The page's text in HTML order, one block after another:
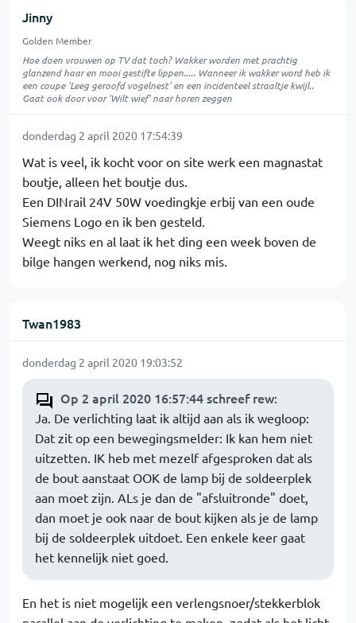
Jinny
Golden Member
Hoe doen vrouwen op TV dat toch? Wakker worden met prachtig
glanzend haar en mooi gestifte lippen..... Wanneer ik wakker word heb ik
een coupe 'Leeg geroofd vogelnest' en een incidenteel straaltje kwijl..
Gaat ook door voor 'Wilt wief' naar horen zeggen
donderdag 2 april 2020 17:54:39
Wat is veel, ik kocht voor on site werk een magnastat
boutje, alleen het boutje dus.
Een DINrail 24V 50W voedingkje erbij van een oude
Siemens Logo en ik ben gesteld.
Weegt niks en al laat ik het ding een week boven de
bilge hangen werkend, nog niks mis.
Twan1983
donderdag 2 april 2020 19:03:52
Op 2 april 2020 16:57:44 schreef rew:
Ja. De verlichting laat ik altijd aan als ik wegloop:
Dat zit op een bewegingsmelder: Ik kan hem niet
uitzetten. IK heb met mezelf afgesproken dat als
de bout aanstaat OOK de lamp bij de soldeerplek
aan moet zijn. ALs je dan de "afsluitronde" doet,
dan moet je ook naar de bout kijken als je de lamp
bij de soldeerplek uitdoet. Een enkele keer gaat
het kennelijk niet goed.
En het is niet mogelijk een verlengsnoer/stekkerblok